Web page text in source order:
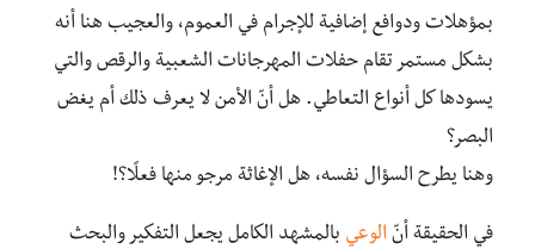
بمؤهلات ودوافع إضافية للإجرام في العموم، والعجيب هنا أنه
بشكل مستمر تقام حفلات المهرجانات الشعبية والرقص والتي
يسودها كل أنواع التعاطي. هل أنّ الأمن لا يعرف ذلك أم يغض
البصر؟
وهنا يطرح السؤال نفسه، هل الإغاثة مرجو منها فعلًا؟!
في الحقيقة أنّ الوعي بالمشهد الكامل يجعل التفكير والبحث